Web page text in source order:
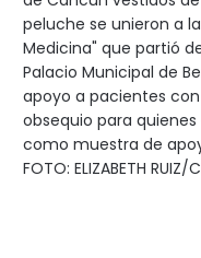
peluche se unieron a
Medicina" que partió
Palacio Municipal de
apoyo a pacientes
obsequio para
como muestra de
FOTO: ELIZABETH RUIZ/